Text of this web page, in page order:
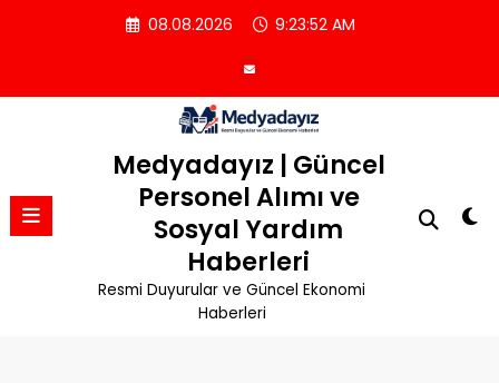
08.08.2026 9:23:53 AM
Medyadayız | Güncel
Personel Alımı ve
Sosyal Yardım
Haberleri
Resmi Duyurular ve Güncel Ekonomi
Haberleri